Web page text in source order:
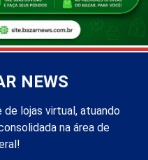
NEWS
de lojas virtual, atuando
na área de